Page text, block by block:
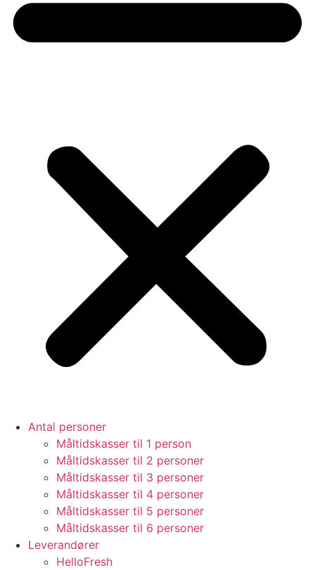
Antal personer
Måltidskasser til 1 person
Måltidskasser til 2 personer
Måltidskasser til 3 personer
Måltidskasser til 4 personer
Måltidskasser til 5 personer
Måltidskasser til 6 personer
Leverandører
HelloFresh